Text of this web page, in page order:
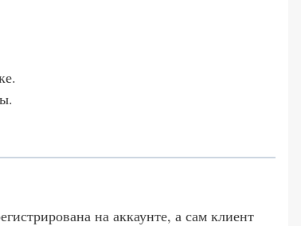
на аккаунте, а сам клиент